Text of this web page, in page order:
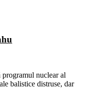
programul nuclear al
balistice distruse, dar